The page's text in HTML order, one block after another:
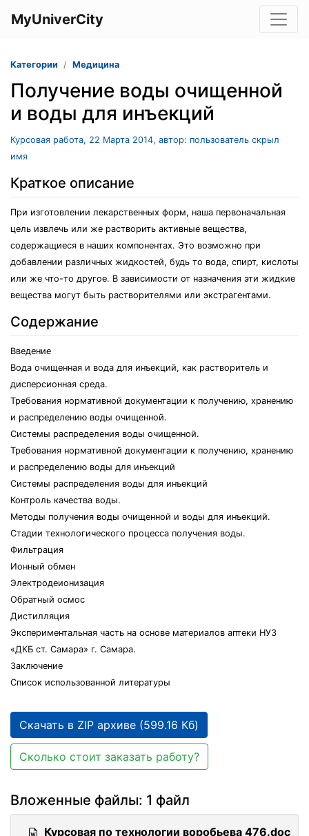
MyUniverCity
Категории Медицина
Получение воды очищенной
и воды для инъекций
Курсовая работа, 22 Марта 2014, автор: пользователь скрыл
имя
Краткое описание
При изготовлении лекарственных форм, наша первоначальная
цель извлечь или же растворить активные вещества,
содержащиеся в наших компонентах. Это возможно при
добавлении различных жидкостей, будь то вода, спирт, кислоты
или же что-то другое. В зависимости от назначения эти жидкие
вещества могут быть растворителями или экстрагентами.
Содержание
Введение
Вода очищенная и вода для инъекций, как растворитель и
дисперсионная среда.
Требования нормативной документации к получению, хранению
и распределению воды очищенной.
Системы распределения воды очищенной.
Требования нормативной документации к получению, хранению
и распределению воды для инъекций
Системы распределения воды для инъекций
Контроль качества воды.
Методы получения воды очищенной и воды для инъекций.
Стадии технологического процесса получения воды.
Фильтрация
Ионный обмен
Электродеионизация
Обратный осмос
Дистилляция
Экспериментальная часть на основе материалов аптеки НУЗ
«ДКБ ст. Самара» г. Самара.
Заключение
Список использованной литературы
Скачать в ZIP архиве (599.16 Кб)
Сколько стоит заказать работу?
Вложенные файлы: 1 файл
Курсовая по технологии воробьева 476.doc